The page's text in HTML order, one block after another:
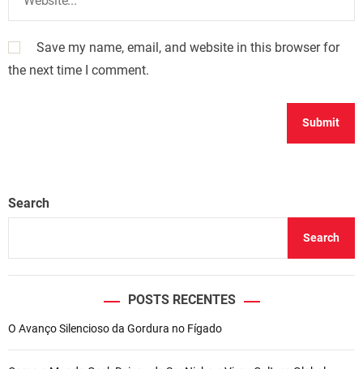
Save my name, email, and website in this browser for
the next time I comment.
Search
Search
POSTS RECENTES
O Avanço Silencioso da Gordura no Fígado